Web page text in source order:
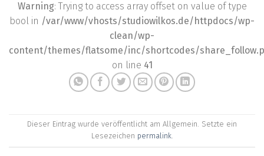
Warning: Trying to access array offset on value of type
bool in /var/www/vhosts/studiowilkos.de/httpdocs/wp-
clean/wp-
content/themes/flatsome/inc/shortcodes/
on line 41
Dieser Eintrag wurde veröffentlicht am Allgemein. Setzte ein
Lesezeichen permalink.